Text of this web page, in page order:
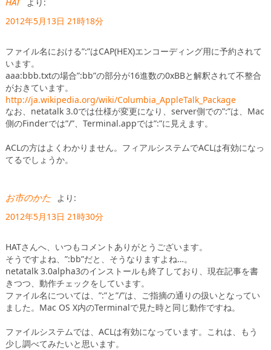
2012年5月13日 21時18分
ファイル名における”:”はCAP(HEX)エンコーディング用に予約されて
います。
aaa:bbb.txtの場合”:bb”の部分が16進数の0xBBと解釈されて不整合
がおきています。
http://ja.wikipedia.org/wiki/Columbia_AppleTalk_Package
なお、netatalk 3.0では仕様が変更になり、server側での”:”は、Mac
側のFinderでは”/”、Terminal.appでは”:”に見えます。
ACLの方はよくわかりません。フィアルシステムでACLは有効になっ
てるでしょうか。
お市のかた より:
2012年5月13日 21時30分
HATさんへ、いつもコメントありがとうございます。
そうですよね、”:bb”だと、そうなりますよね…。
netatalk 3.0alpha3のインストールも終了しており、現在記事を書
きつつ、動作チェックをしています。
ファイル名については、”:”と”/”は、ご指摘の通りの扱いとなってい
ました。Mac OS X内のTerminalで見た時と同じ動作ですね。
ファイルシステムでは、ACLは有効になっています。これは、もう
少し調べてみたいと思います。